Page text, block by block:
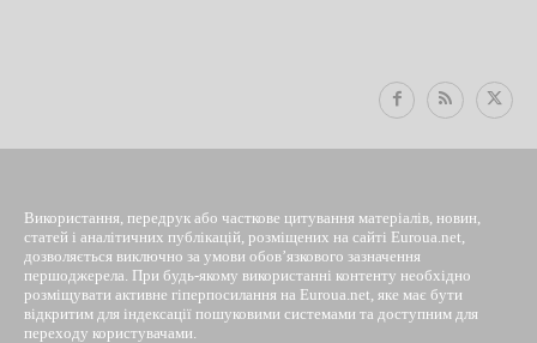
Використання, передрук або часткове цитування матеріалів, новин,
статей і аналітичних публікацій, розміщених на сайті Euroua.net,
дозволяється виключно за умови обов’язкового зазначення
першоджерела. При будь-якому використанні контенту необхідно
розміщувати активне гіперпосилання на Euroua.net, яке має бути
відкритим для індексації пошуковими системами та доступним для
переходу користувачами.